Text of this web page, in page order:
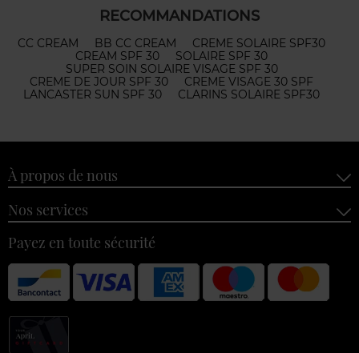
RECOMMANDATIONS
CC CREAM BB CC CREAM
CREME SOLAIRE SPF30
CREAM SPF 30
SOLAIRE SPF 30
SUPER SOIN SOLAIRE VISAGE SPF 30
CREME DE JOUR SPF 30
CREME VISAGE 30 SPF
LANCASTER SUN SPF 30
CLARINS SOLAIRE SPF30
À propos de nous
Nos services
Payez en toute sécurité